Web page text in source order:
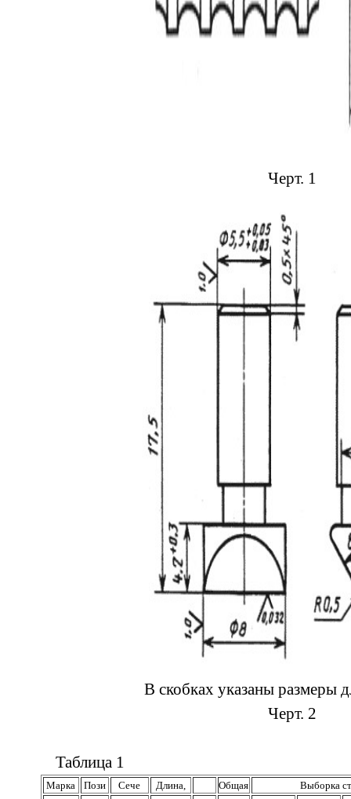
Черт. 1
В скобках указаны
Черт. 2
Таблица 1
Марка Пози­ Сече­ Длина, Общая
Выборка